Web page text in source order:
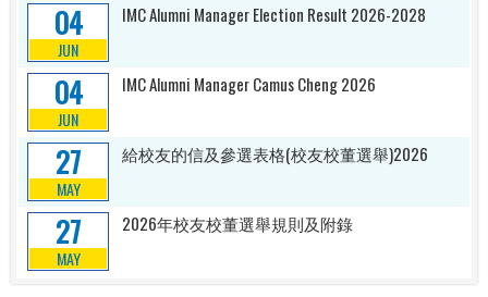
04
JUN
IMC Alumni Manager Election Result 2026-2028
04
JUN
IMC Alumni Manager Camus Cheng 2026
27
MAY
給校友的信及參選表格(校友校董選舉)2026
27
MAY
2026年校友校董選舉規則及附錄